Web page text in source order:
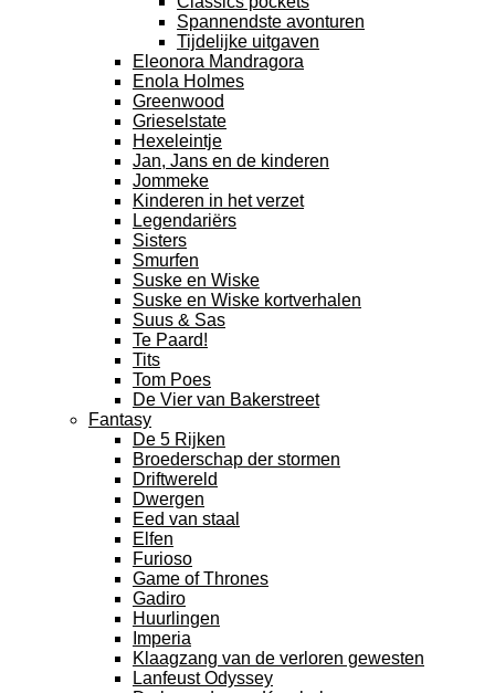
Spannendste avonturen
Tijdelijke uitgaven
Eleonora Mandragora
Enola Holmes
Greenwood
Grieselstate
Hexeleintje
Jan, Jans en de kinderen
Jommeke
Kinderen in het verzet
Legendariërs
Sisters
Smurfen
Suske en Wiske
Suske en Wiske kortverhalen
Suus & Sas
Te Paard!
Tits
Tom Poes
De Vier van Bakerstreet
Fantasy
De 5 Rijken
Broederschap der stormen
Driftwereld
Dwergen
Eed van staal
Elfen
Furioso
Game of Thrones
Gadiro
Huurlingen
Imperia
Klaagzang van de verloren gewesten
Lanfeust Odyssey